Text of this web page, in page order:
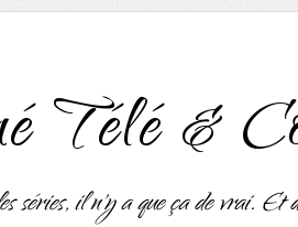
Télé &
séries, il n'y a que ça de vrai. Et